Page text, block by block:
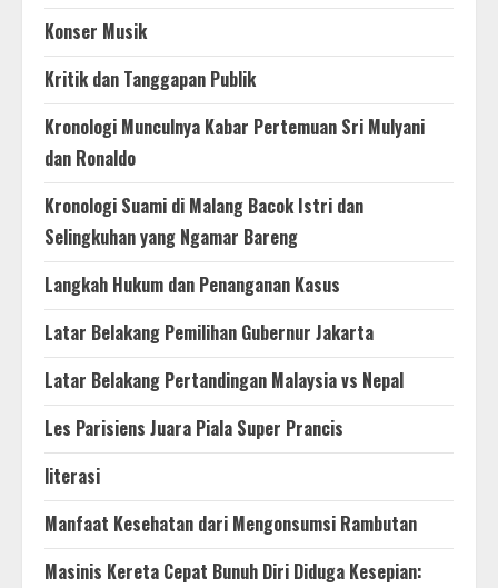
Konser Musik
Kritik dan Tanggapan Publik
Kronologi Munculnya Kabar Pertemuan Sri Mulyani
dan Ronaldo
Kronologi Suami di Malang Bacok Istri dan
Selingkuhan yang Ngamar Bareng
Langkah Hukum dan Penanganan Kasus
Latar Belakang Pemilihan Gubernur Jakarta
Latar Belakang Pertandingan Malaysia vs Nepal
Les Parisiens Juara Piala Super Prancis
literasi
Manfaat Kesehatan dari Mengonsumsi Rambutan
Masinis Kereta Cepat Bunuh Diri Diduga Kesepian: